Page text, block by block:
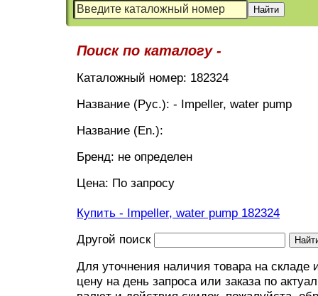
Поиск по каталогу -
Каталожный номер: 182324
Название (Рус.): - Impeller, water pump
Название (En.):
Бренд: не определен
Цена: По запросу
Купить - Impeller, water pump 182324
Другой поиск
Для уточнения наличия товара на складе
цену на день запроса или заказа по